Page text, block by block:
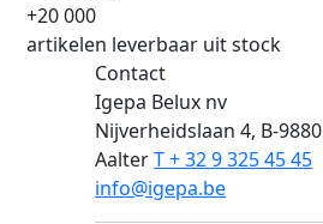
+20 000
artikelen leverbaar uit stock
Contact
Igepa Belux nv
Nijverheidslaan 4, B-9880
AalterT + 32 9 325 45 45
info@igepa.be